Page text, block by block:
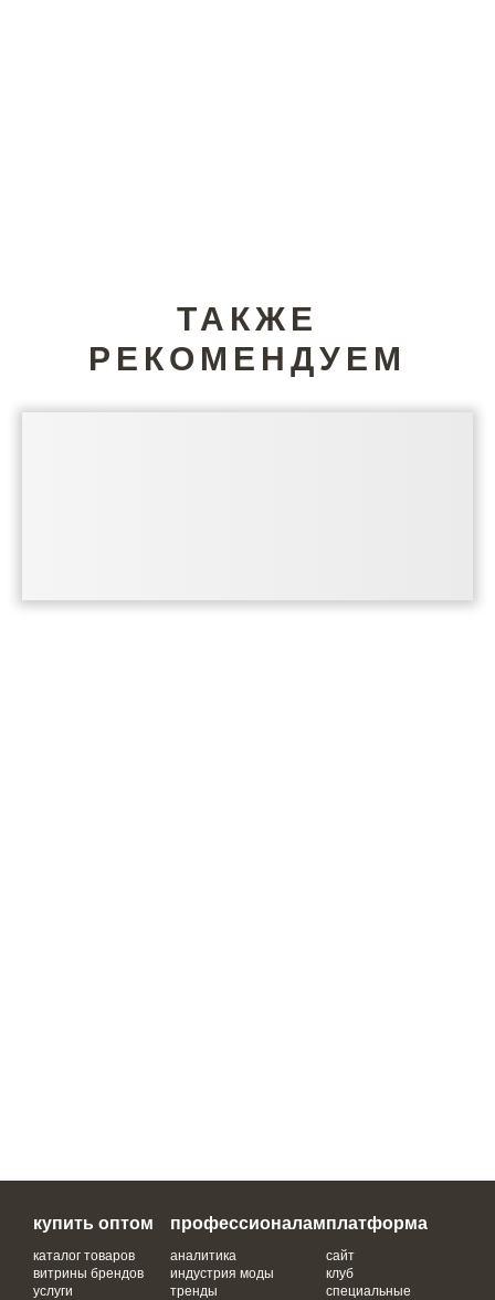
ТАКЖЕ
РЕКОМЕНДУЕМ
купить оптом
каталог товаров
витрины брендов
услуги
профессионалам
аналитика
индустрия моды
тренды
платформа
сайт
клуб
специальные